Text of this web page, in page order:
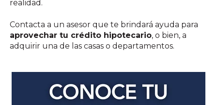
realidad.
Contacta a un asesor que te brindará ayuda para
aprovechar tu crédito hipotecario, o bien, a
adquirir una de las casas o departamentos.